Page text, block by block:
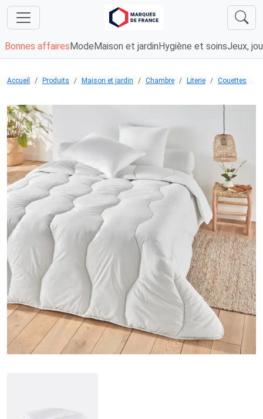
Bonnes affaires Mode Maison et jardin Hygiène et soinsJeux,
Accueil Produits Maison et jardin Chambre Literie Couettes